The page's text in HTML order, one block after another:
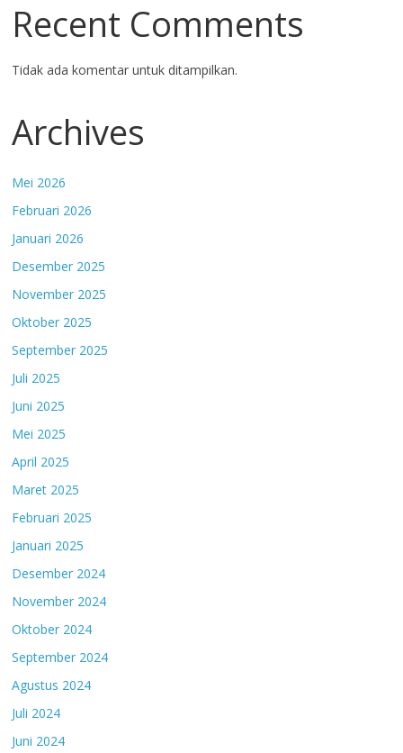
Recent Comments
Tidak ada komentar untuk ditampilkan.
Archives
Mei 2026
Februari 2026
Januari 2026
Desember 2025
November 2025
Oktober 2025
September 2025
Juli 2025
Juni 2025
Mei 2025
April 2025
Maret 2025
Februari 2025
Januari 2025
Desember 2024
November 2024
Oktober 2024
September 2024
Agustus 2024
Juli 2024
Juni 2024